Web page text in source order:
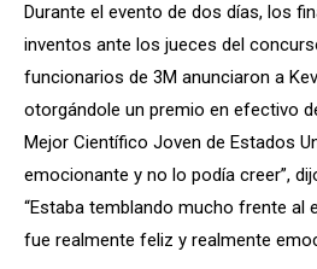
Durante el evento de dos días, los
inventos ante los jueces del
funcionarios de 3M anunciaron a
otorgándole un premio en efectivo
Mejor Científico Joven de Estados
emocionante y no lo podía creer”,
“Estaba temblando mucho frente al
fue realmente feliz y realmente